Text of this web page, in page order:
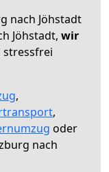
nach Jöhstadt
Jöhstadt, wir
stressfrei
,
,
oder
nach